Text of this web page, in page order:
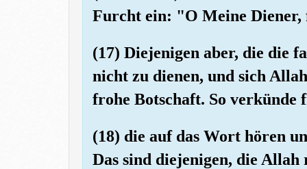
Furcht ein: "O Meine
(17) Diejenigen aber, die die
nicht zu dienen, und sich
frohe Botschaft. So verkünde
(18) die auf das Wort hören
Das sind diejenigen, die